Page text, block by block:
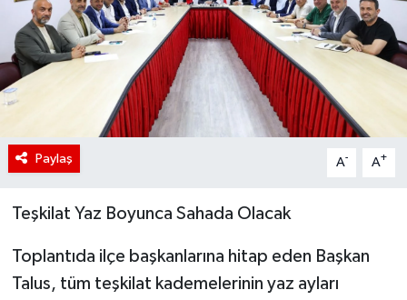
Paylaş A- A+
Teşkilat Yaz Boyunca Sahada Olacak
Toplantıda ilçe başkanlarına hitap eden Başkan
Talus, tüm teşkilat kademelerinin yaz ayları